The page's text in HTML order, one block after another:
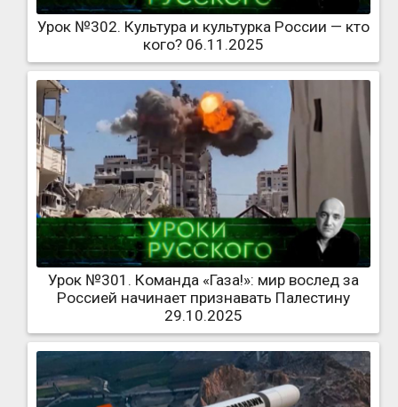
Урок №302. Культура и культурка России — кто
кого? 06.11.2025
Урок №301. Команда «Газа!»: мир вослед за
Россией начинает признавать Палестину
29.10.2025